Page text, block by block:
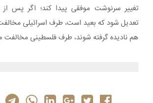
تغییر سرنوشت موفقی پیدا کند؛ اگر پس
تعدیل شود که بعید است، طرف اسرائیلی
هم نادیده گرفته شوند، طرف فلسطینی مخالفت